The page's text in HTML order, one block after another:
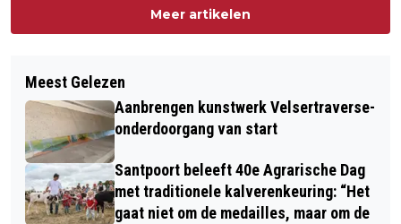
Meer artikelen
Meest Gelezen
Aanbrengen kunstwerk Velsertraverse-
onderdoorgang van start
Santpoort beleeft 40e Agrarische Dag
met traditionele kalverenkeuring: “Het
gaat niet om de medailles, maar om de